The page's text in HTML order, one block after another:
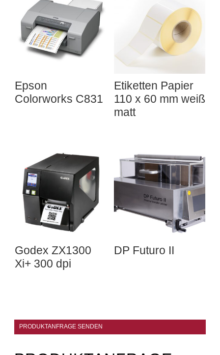
Epson
Colorworks C831
Etiketten Papier
110 x 60 mm weiß
matt
Godex ZX1300
Xi+ 300 dpi
DP Futuro II
PRODUKTANFRAGE SENDEN